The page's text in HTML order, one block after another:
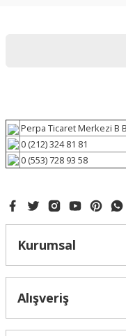
Perpa Ticaret Merkezi B
0 (212) 324 81 81
0 (553) 728 93 58
Kurumsal
Alışveriş